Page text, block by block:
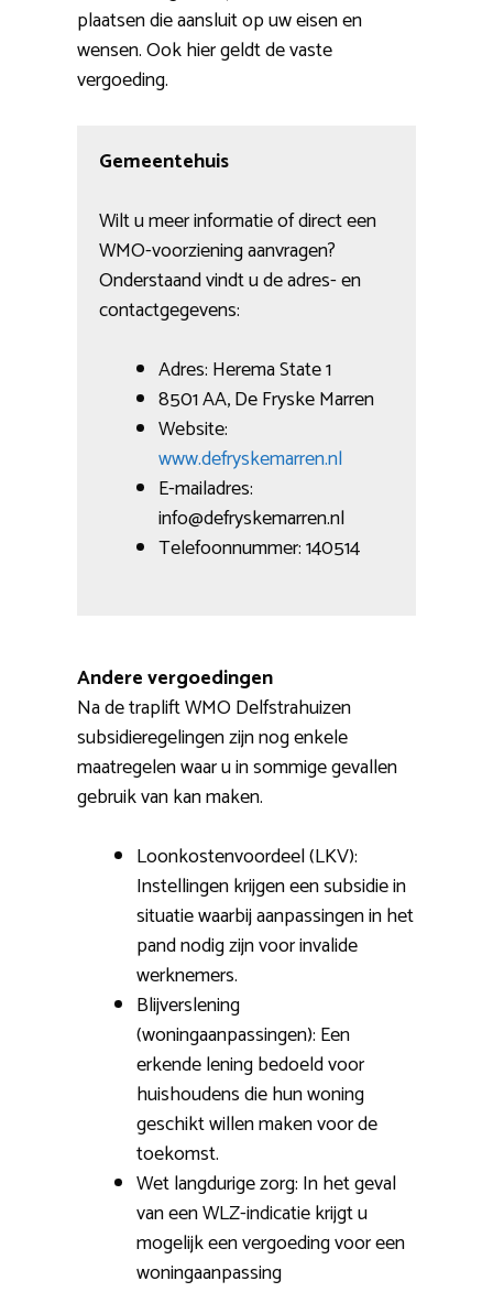
plaatsen die aansluit op uw eisen en
wensen. Ook hier geldt de vaste
vergoeding.
Gemeentehuis
Wilt u meer informatie of direct een
WMO-voorziening aanvragen?
Onderstaand vindt u de adres- en
contactgegevens:
Adres: Herema State 1
8501 AA, De Fryske Marren
Website:
www.defryskemarren.nl
E-mailadres:
info@defryskemarren.nl
Telefoonnummer: 140514
Andere vergoedingen
Na de traplift WMO Delfstrahuizen
subsidieregelingen zijn nog enkele
maatregelen waar u in sommige gevallen
gebruik van kan maken.
Loonkostenvoordeel (LKV):
Instellingen krijgen een subsidie in
situatie waarbij aanpassingen in het
pand nodig zijn voor invalide
werknemers.
Blijverslening
(woningaanpassingen): Een
erkende lening bedoeld voor
huishoudens die hun woning
geschikt willen maken voor de
toekomst.
Wet langdurige zorg: In het geval
van een WLZ-indicatie krijgt u
mogelijk een vergoeding voor een
woningaanpassing